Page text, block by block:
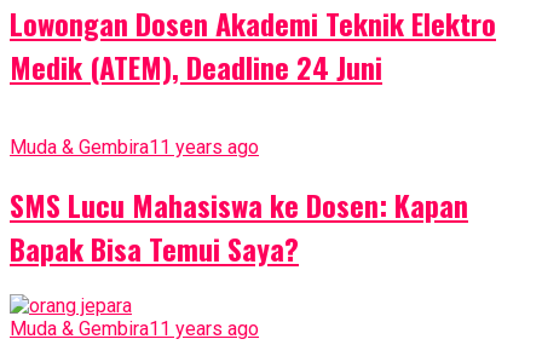
Lowongan Dosen Akademi Teknik Elektro
Medik (ATEM), Deadline 24 Juni
Muda & Gembira11 years ago
SMS Lucu Mahasiswa ke Dosen: Kapan
Bapak Bisa Temui Saya?
Muda & Gembira11 years ago